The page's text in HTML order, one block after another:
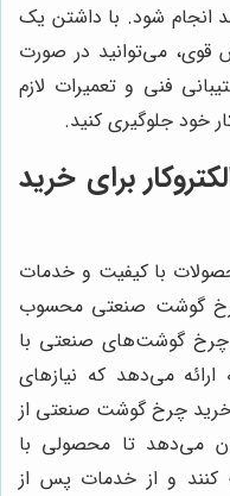
انجام شود. با داشتن یک
قوی، می‌توانید در صورت
فنی و تعمیرات لازم
خود جلوگیری کنید.
برای خرید
محصولات با کیفیت و خدمات
چرخ گوشت صنعتی محسوب
چرخ گوشت‌های صنعتی با
می‌دهد که نیازهای
چرخ گوشت صنعتی از
می‌دهد تا محصولی با
کنند و از خدمات پس از